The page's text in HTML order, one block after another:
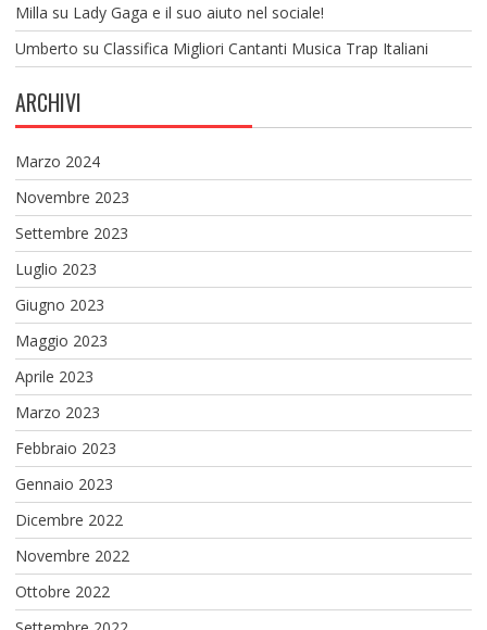
Milla su Lady Gaga e il suo aiuto nel sociale!
Umberto su Classifica Migliori Cantanti Musica Trap Italiani
ARCHIVI
Marzo 2024
Novembre 2023
Settembre 2023
Luglio 2023
Giugno 2023
Maggio 2023
Aprile 2023
Marzo 2023
Febbraio 2023
Gennaio 2023
Dicembre 2022
Novembre 2022
Ottobre 2022